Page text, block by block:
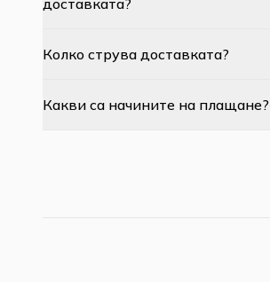
доставката?
Колко струва доставката?
Какви са начините на плащане?